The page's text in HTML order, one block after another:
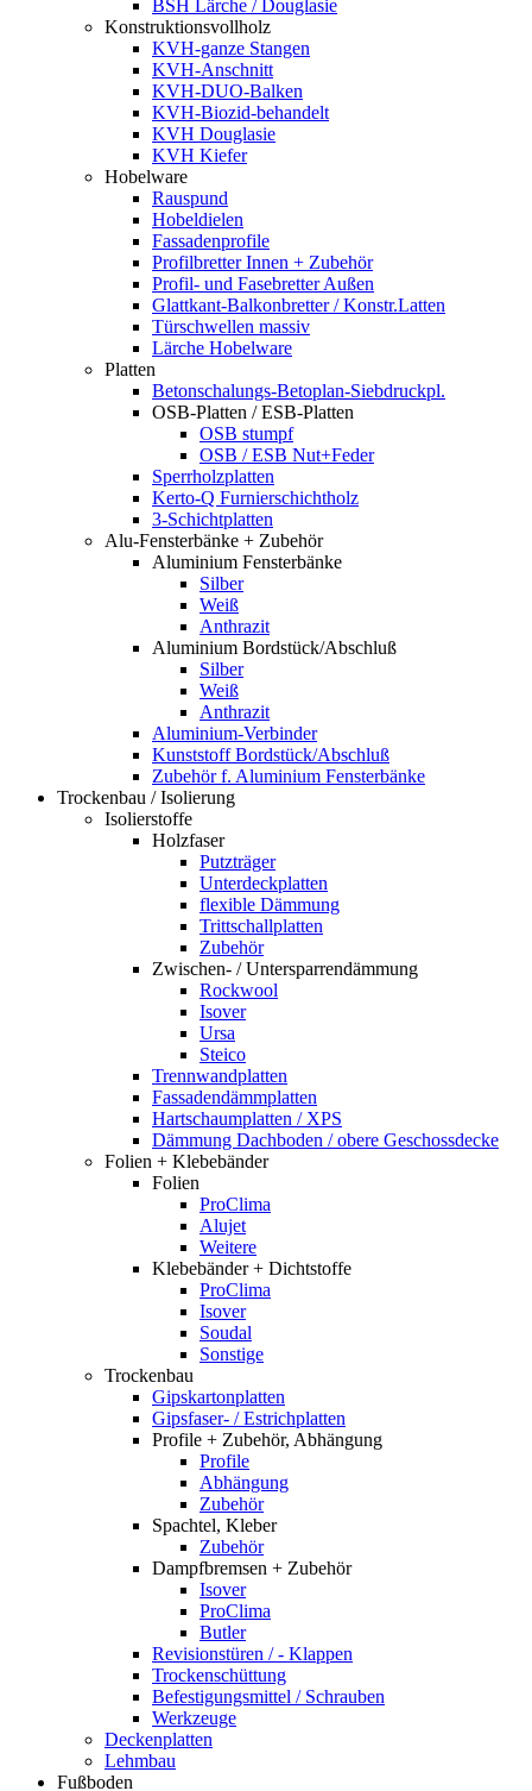
BSH Lärche / Douglasie
Konstruktionsvollholz
KVH-ganze Stangen
KVH-Anschnitt
KVH-DUO-Balken
KVH-Biozid-behandelt
KVH Douglasie
KVH Kiefer
Hobelware
Rauspund
Hobeldielen
Fassadenprofile
Profilbretter Innen + Zubehör
Profil- und Fasebretter Außen
Glattkant-Balkonbretter / Konstr.Latten
Türschwellen massiv
Lärche Hobelware
Platten
Betonschalungs-Betoplan-Siebdruckpl.
OSB-Platten / ESB-Platten
OSB stumpf
OSB / ESB Nut+Feder
Sperrholzplatten
Kerto-Q Furnierschichtholz
3-Schichtplatten
Alu-Fensterbänke + Zubehör
Aluminium Fensterbänke
Silber
Weiß
Anthrazit
Aluminium Bordstück/Abschluß
Silber
Weiß
Anthrazit
Aluminium-Verbinder
Kunststoff Bordstück/Abschluß
Zubehör f. Aluminium Fensterbänke
Trockenbau / Isolierung
Isolierstoffe
Holzfaser
Putzträger
Unterdeckplatten
flexible Dämmung
Trittschallplatten
Zubehör
Zwischen- / Untersparrendämmung
Rockwool
Isover
Ursa
Steico
Trennwandplatten
Fassadendämmplatten
Hartschaumplatten / XPS
Dämmung Dachboden / obere Geschossdecke
Folien + Klebebänder
Folien
ProClima
Alujet
Weitere
Klebebänder + Dichtstoffe
ProClima
Isover
Soudal
Sonstige
Trockenbau
Gipskartonplatten
Gipsfaser- / Estrichplatten
Profile + Zubehör, Abhängung
Profile
Abhängung
Zubehör
Spachtel, Kleber
Zubehör
Dampfbremsen + Zubehör
Isover
ProClima
Butler
Revisionstüren / - Klappen
Trockenschüttung
Befestigungsmittel / Schrauben
Werkzeuge
Deckenplatten
Lehmbau
Fußboden